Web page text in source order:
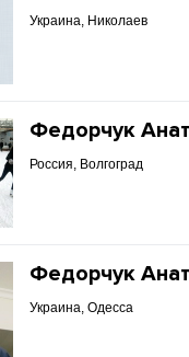
Украина, Николаев
Федорчук
Россия, Волгоград
Федорчук
Украина, Одесса